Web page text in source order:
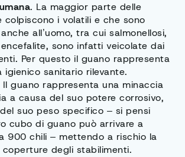
. La maggior parte delle
colpiscono i volatili e che sono
all’uomo, tra cui salmonellosi,
sono infatti veicolate dai
Per questo il guano rappresenta
igienico sanitario rilevante.
Il guano rappresenta una minaccia
a causa del suo potere corrosivo,
suo peso specifico – si pensi
cubo di guano può arrivare a
900 chili – mettendo a rischio la
degli stabilimenti.